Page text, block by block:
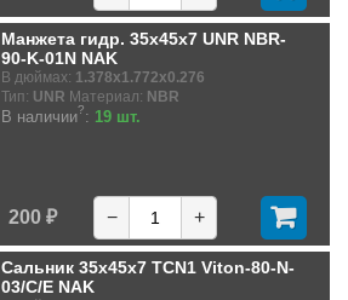
Манжета гидр. 35x45x7 UNR NBR-
90-K-01N NAK
В дюймах: 1.378x1.772x0.276
Тип: UNR Материал: NBR
В наличии?: 19 шт.
200 ₽ − +
Сальник 35x45x7 TCN1 Viton-80-N-
03/C/E NAK